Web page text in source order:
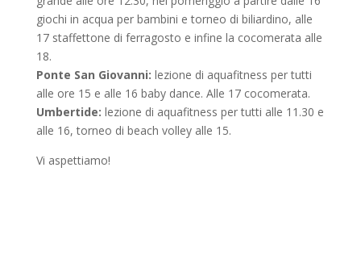
giochi in acqua per bambini e torneo di biliardino, alle
17 staffettone di ferragosto e infine la cocomerata alle
18.
Ponte San Giovanni: lezione di aquafitness per tutti
alle ore 15 e alle 16 baby dance. Alle 17 cocomerata.
Umbertide: lezione di aquafitness per tutti alle 11.30 e
alle 16, torneo di beach volley alle 15.
Vi aspettiamo!